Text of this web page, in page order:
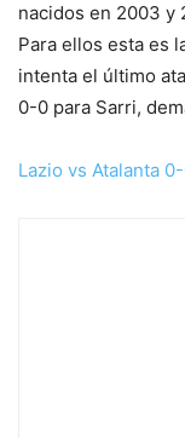
nacidos en 2003 y
Para ellos esta es
intenta el último
0-0 para Sarri,
Lazio vs Atalanta